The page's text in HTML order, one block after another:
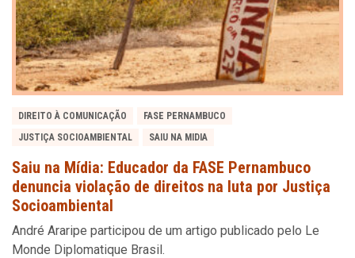
DIREITO À COMUNICAÇÃO
FASE PERNAMBUCO
JUSTIÇA SOCIOAMBIENTAL
SAIU NA MIDIA
Saiu na Mídia: Educador da FASE Pernambuco
denuncia violação de direitos na luta por Justiça
Socioambiental
André Araripe participou de um artigo publicado pelo Le
Monde Diplomatique Brasil.